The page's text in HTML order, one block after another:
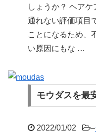
しょうか？ ヘア
通れない評価項目
ことになるため、
い原因にもな …
モウダスを最
2022/01/02 –